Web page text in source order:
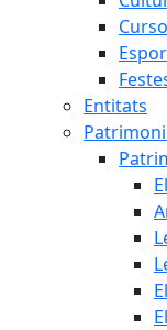
Entitats